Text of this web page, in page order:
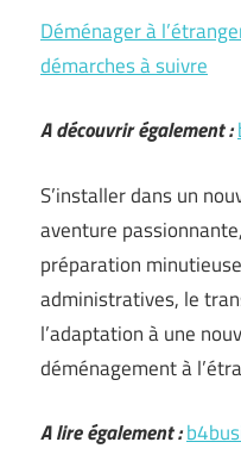
Déménager à
démarches à suivre
A découvrir également :
S’installer dans un
aventure
préparation
administratives, le
l’adaptation à une
déménagement à
A lire également :